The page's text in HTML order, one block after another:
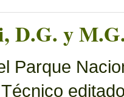
D.G. y
Parque